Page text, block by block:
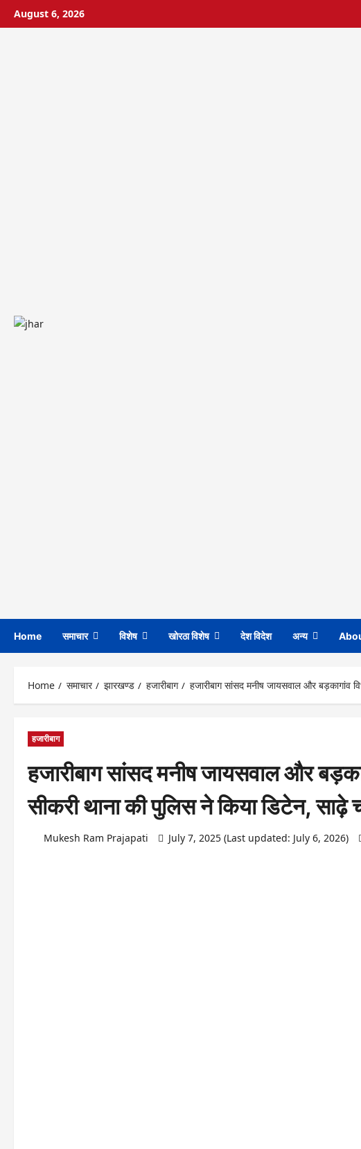
SkipAugust 6, 2026
Home समाचार विशेष खोरठा विशेष देश विदेश अन्य
Home समाचार झारखण्ड हजारीबाग हजारीबाग सांसद मनीष जायसवाल और बड़कागांव
हजारीबाग
हजारीबाग सांसद मनीष जायसवाल और
सीकरी थाना की पुलिस ने किया डिटेन, साढ़े
Mukesh Ram Prajapati July 7, 2025 (Last updated: July 6, 2026)